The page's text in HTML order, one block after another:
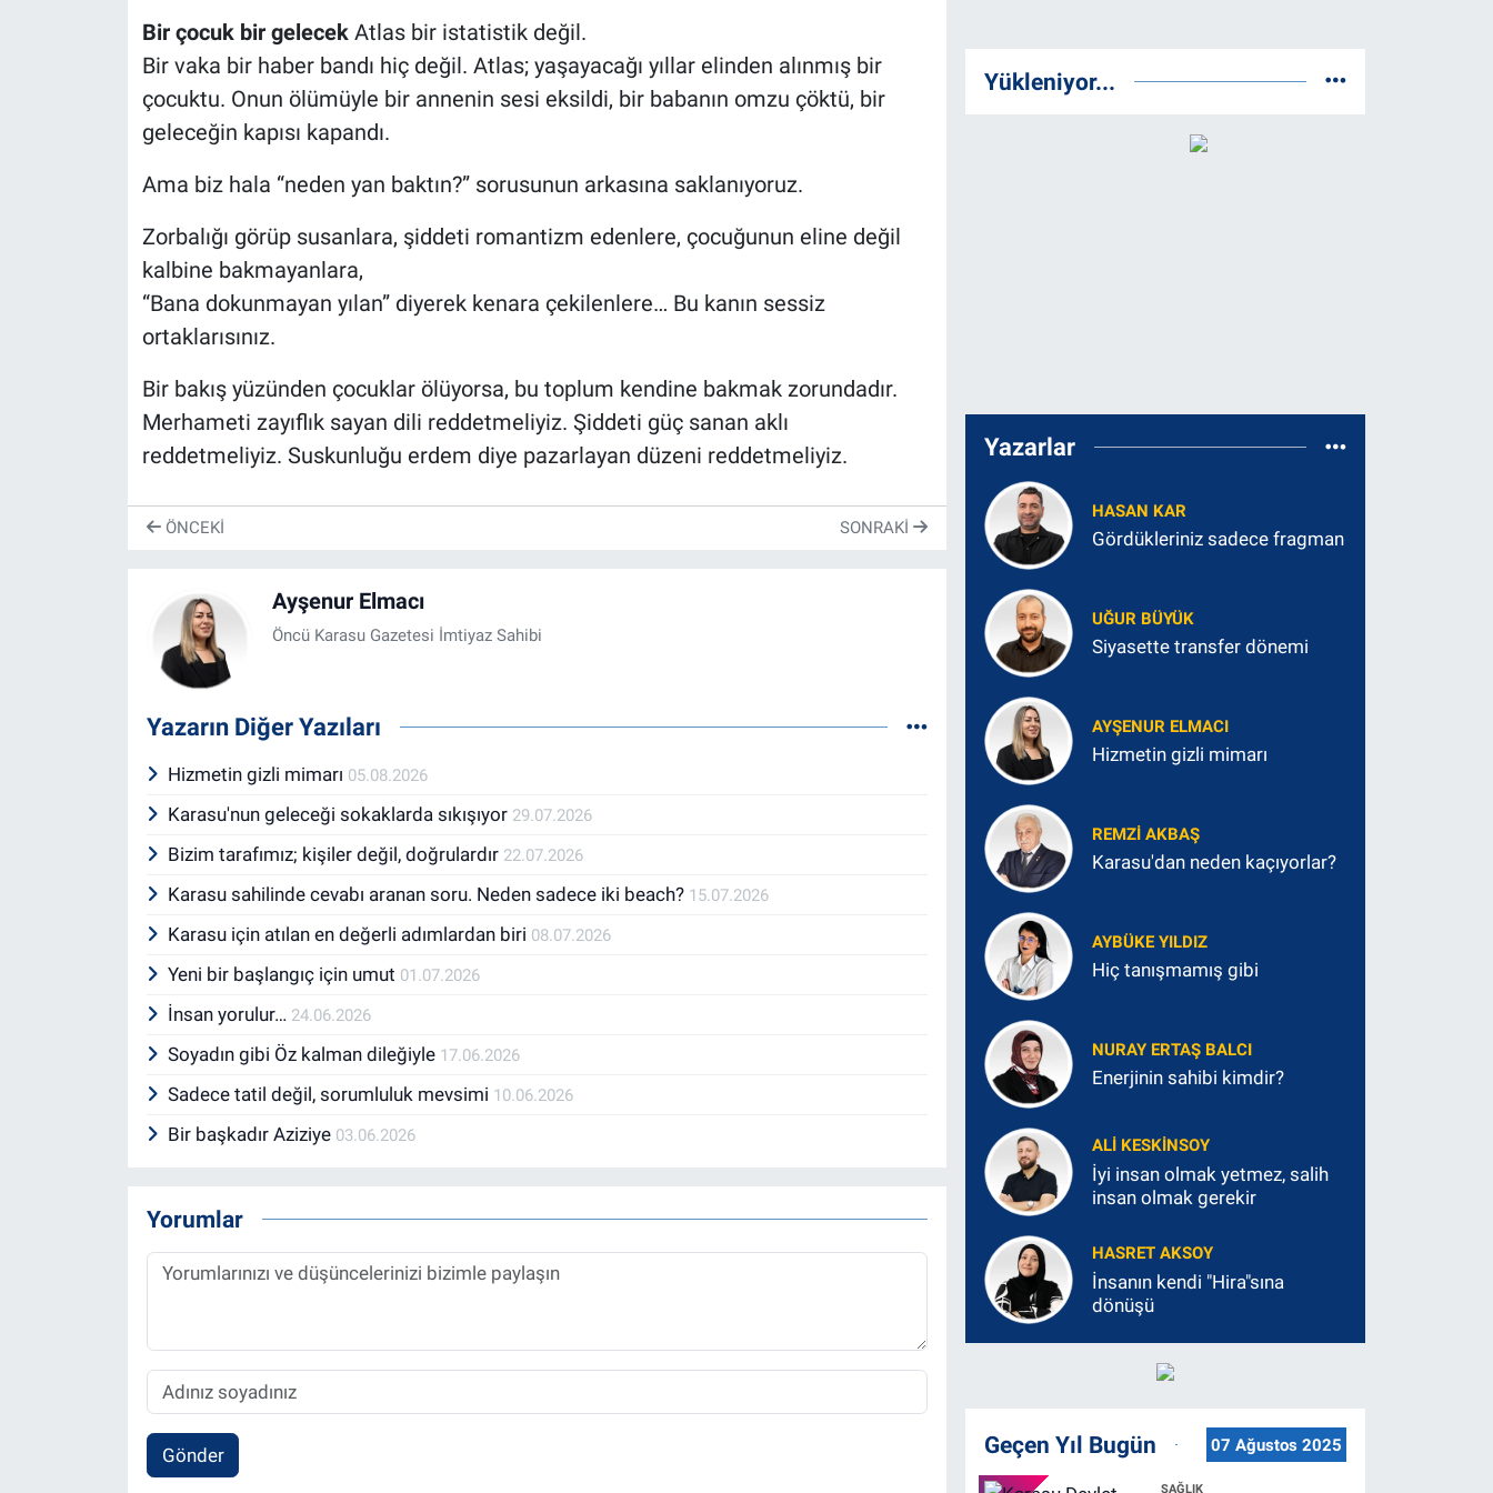
Bir çocuk bir gelecekAtlas bir istatistik değil.
Bir vaka bir haber bandı hiç değil. Atlas; yaşayacağı yıllar elinden alınmış bir
çocuktu. Onun ölümüyle bir annenin sesi eksildi, bir babanın omzu çöktü, bir
geleceğin kapısı kapandı.
Ama biz hala “neden yan baktın?” sorusunun arkasına saklanıyoruz.
Zorbalığı görüp susanlara, şiddeti romantizm edenlere, çocuğunun eline değil
kalbine bakmayanlara,
“Bana dokunmayan yılan” diyerek kenara çekilenlere… Bu kanın sessiz
ortaklarısınız.
Bir bakış yüzünden çocuklar ölüyorsa, bu toplum kendine bakmak zorundadır.
Merhameti zayıflık sayan dili reddetmeliyiz. Şiddeti güç sanan aklı
reddetmeliyiz. Suskunluğu erdem diye pazarlayan düzeni reddetmeliyiz.
ÖNCEKI SONRAKI
Ayşenur Elmacı
Öncü Karasu Gazetesi İmtiyaz Sahibi
Yazarın Diğer Yazıları
Hizmetin gizli mimarı 05.08.2026
Karasu'nun geleceği sokaklarda sıkışıyor 29.07.2026
Bizim tarafımız; kişiler değil, doğrulardır 22.07.2026
Karasu sahilinde cevabı aranan soru. Neden sadece iki beach? 15.07.2026
Karasu için atılan en değerli adımlardan biri 08.07.2026
Yeni bir başlangıç için umut 01.07.2026
İnsan yorulur… 24.06.2026
Soyadın gibi Öz kalman dileğiyle 17.06.2026
Sadece tatil değil, sorumluluk mevsimi 10.06.2026
Bir başkadır Aziziye 03.06.2026
Yorumlar
Gönder
Yükleniyor...
Yazarlar
HASAN KAR
Gördükleriniz sadece fragman
UĞUR BÜYÜK
Siyasette transfer dönemi
AYŞENUR ELMACI
Hizmetin gizli mimarı
REMZI AKBAŞ
Karasu'dan neden kaçıyorlar?
AYBÜKE YILDIZ
Hiç tanışmamış gibi
NURAY ERTAŞ BALCI
Enerjinin sahibi kimdir?
ALI KESKINSOY
İyi insan olmak yetmez, salih
insan olmak gerekir
HASRET AKSOY
İnsanın kendi "Hira"sına
dönüşü
Geçen Yıl Bugün 07 Ağustos 2025
SAĞLIK